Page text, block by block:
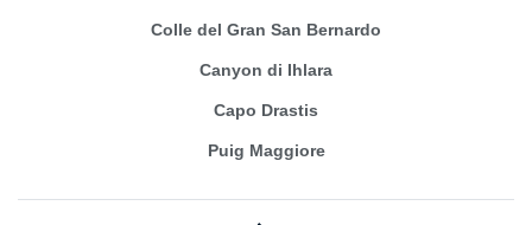
Colle del Gran San Bernardo
Canyon di Ihlara
Capo Drastis
Puig Maggiore